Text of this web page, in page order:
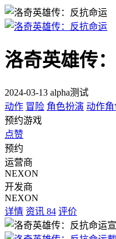
洛奇英雄传
2024-03-13 alpha测试
动作 冒险 角色扮演 动作
预约游戏
点赞
预约
运营商
NEXON
开发商
NEXON
详情 资讯 84 评价